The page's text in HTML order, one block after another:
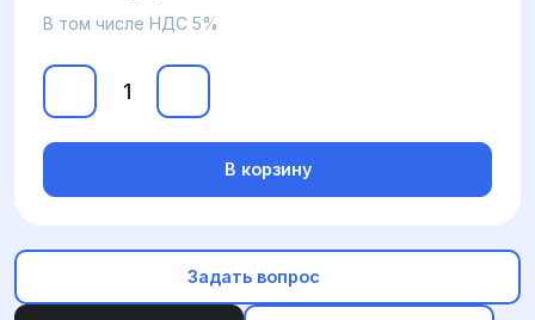
В том числе НДС 5%
В корзину
Задать вопрос